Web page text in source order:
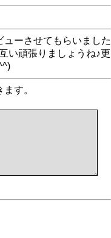
ーさせてもらいました
い頑張りましょうね♪更
す。